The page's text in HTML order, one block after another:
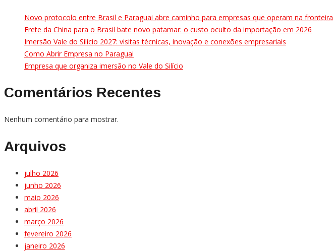
Novo protocolo entre Brasil e Paraguai abre caminho para empresas que operam na fronteira
Frete da China para o Brasil bate novo patamar: o custo oculto da importação em 2026
Imersão Vale do Silício 2027: visitas técnicas, inovação e conexões empresariais
Como Abrir Empresa no Paraguai
Empresa que organiza imersão no Vale do Silício
Comentários Recentes
Nenhum comentário para mostrar.
Arquivos
julho 2026
junho 2026
maio 2026
abril 2026
março 2026
fevereiro 2026
janeiro 2026